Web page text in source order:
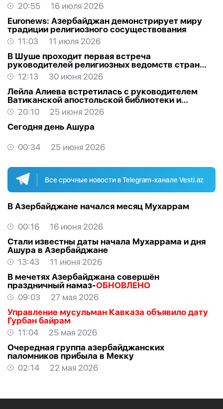
20:55
16 июля 2026
Euronews: Азербайджан демонстрирует миру
традиции религиозного сосуществования
11:03
11 июля 2026
В Шуше проходит первая встреча
руководителей религиозных ведомств стран
ОТГ12:13
30 июня 2026
Лейла Алиева встретилась с руководителем
Ватиканской апостольской библиотеки и
Апостольского архива-
20:10
25 июня 2026
Сегодня день Ашура
00:34 25 июня 2026
Все срочные новости в Telegram-канале Vesti.az
В Азербайджане начался месяц Мухаррам
00:16
16 июня 2026
Стали известны даты начала Мухаррама и дня
Ашура в Азербайджане
13:43
11 июня 2026
В мечетях Азербайджана совершён
праздничный намаз-ОБНОВЛЕНО
09:03
27 мая 2026
Управление мусульман Кавказа объявило дату
Гурбан байрам
11:04
25 мая 2026
Очередная группа азербайджанских
паломников прибыла в Мекку
02:14
22 мая 2026